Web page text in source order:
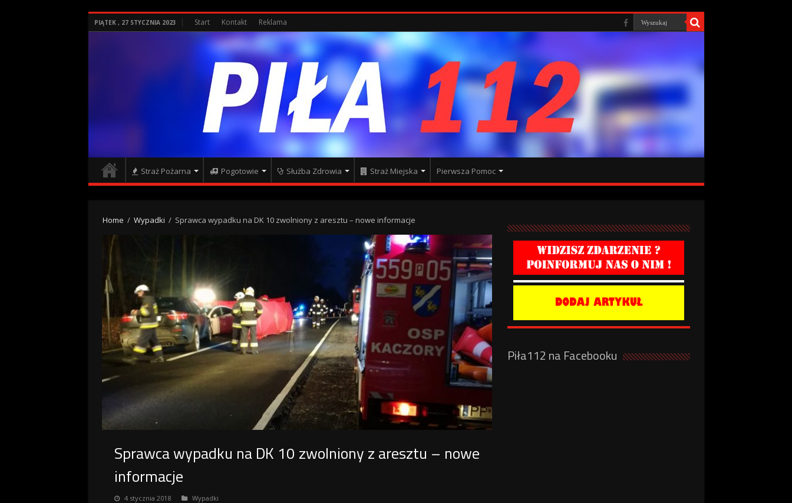
PIĄTEK , 27 STYCZNIA 2023 Start Kontakt Reklama
Straż Pożarna Pogotowie Służba Zdrowia Straż Miejska Pierwsza Pomoc
Home / Wypadki / Sprawca wypadku na DK 10 zwolniony z aresztu – nowe informacje
Sprawca wypadku na DK 10 zwolniony z aresztu – nowe
informacje
4 stycznia 2018 Wypadki
Piła112 na Facebooku